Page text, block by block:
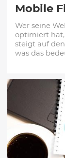
Mobile
Wer seine
optimiert hat,
steigt auf
was das